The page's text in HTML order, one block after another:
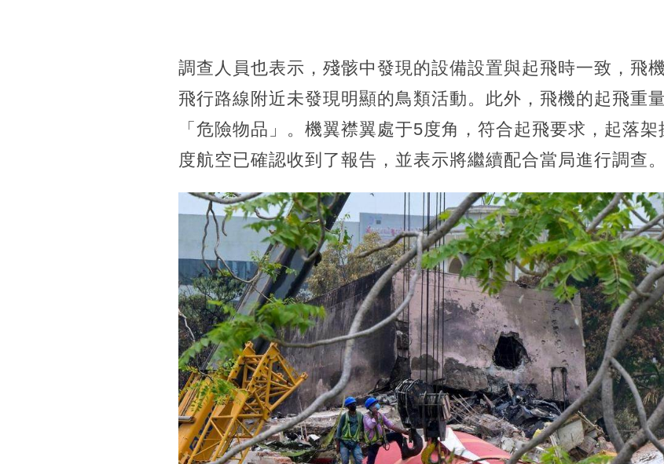
調查人員也表示，殘骸中發現的設備設置與起飛時一致，飛
飛行路線附近未發現明顯的鳥類活動。此外，飛機的起飛重
「危險物品」。機翼襟翼處于5度角，符合起飛要求，起落
度航空已確認收到了報告，並表示將繼續配合當局進行調查。